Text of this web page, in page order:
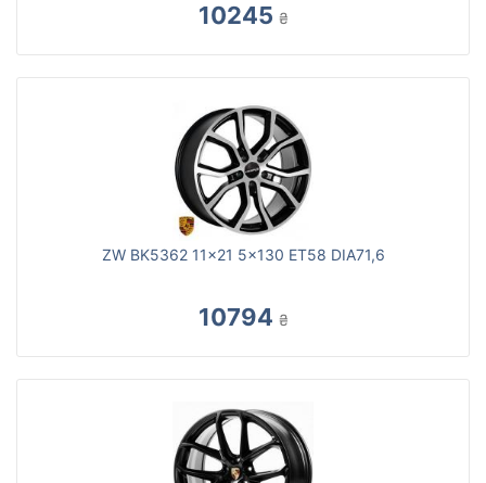
10245 ₴
ZW BK5362 11x21 5x130 ET58 DIA71,6
10794 ₴